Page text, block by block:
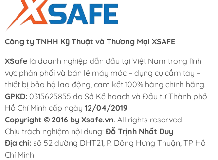
Công ty TNHH Kỹ Thuật và Thương Mại XSAFE
XSafe là doanh nghiệp dẫn đầu tại Việt Nam trong lĩnh
vực phân phối và bán lẻ máy móc – dụng cụ cầm tay –
thiết bị bảo hộ lao động, cam kết 100% hàng chính hãng.
GPKD: 0315625855 do Sở Kế hoạch và Đầu tư Thành phố
Hồ Chí Minh cấp ngày 12/04/2019
Copyright © 2016 by Xsafe.vn. All rights reserved
Chịu trách nghiệm nội dung: Đỗ Trịnh Nhất Duy
Địa chỉ: số 52 đường ĐHT21, P. Đông Hưng Thuận, TP Hồ
Chí Minh